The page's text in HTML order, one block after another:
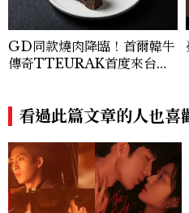
GD同款燒肉降臨！首爾韓牛
傳奇TTEURAK首度來台，
看過此篇文章的人也喜